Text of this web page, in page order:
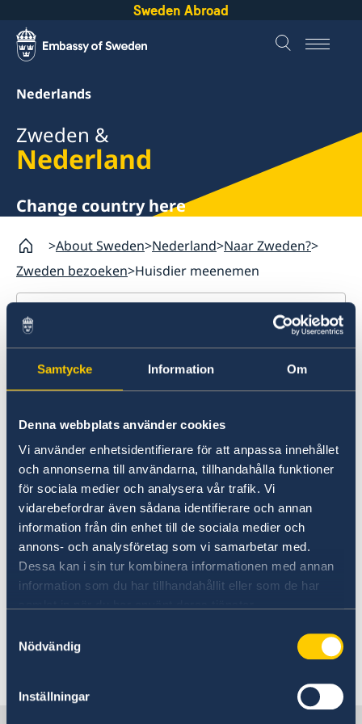
Samtycke Information Om
Denna webbplats använder cookies
Vi använder enhetsidentifierare för att anpassa innehållet
och annonserna till användarna, tillhandahålla funktioner
för sociala medier och analysera vår trafik. Vi
vidarebefordrar även sådana identifierare och annan
information från din enhet till de sociala medier och
annons- och analysföretag som vi samarbetar med.
Dessa kan i sin tur kombinera informationen med annan
information som du har tillhandahållit eller som de har
Nödvändig
Inställningar
Sweden Abroad
Nederlands
Zweden &
Nederland
Change country here
About Sweden Nederland Naar Zweden?
Zweden bezoeken Huisdier meenemen
Nederland
Naar Zweden?
Zweden bezoeken
Het Allemansrecht
Visa
Toerisme
Over Zweden
Wonen en werken in Zweden
Wonen
Werken
Ondernemen
Formaliteiten
Zweeds leren
Douane
Zweden voor kinderen
Studeren in Zweden
Huisdier meenemen naar
Zweden
Wilt u uw hond of kat (of ander
huisdier) meenemen naar Zweden,
bijvoorbeeld op vakantie? Dan is het
belangrijk om de Zweedse regels
omtrent invoer van dieren van tevoren
goed door te nemen.
Uitgebreide informatie over het meenemen van
Zweedse ministerie van Landbouw,